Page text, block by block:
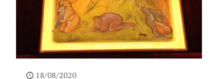
18/08/2020